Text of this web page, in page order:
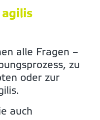
alle Fragen –
zu
oder zur
auch